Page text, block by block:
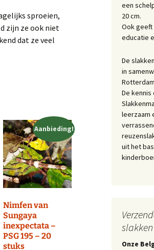
sproeien,
zijn ze ook niet
dat ze veel
Aanbieding!
Nimfen van
Sungaya
inexpectata –
PSG 195 – 20
stuks
een
20 cm.
Ook geeft
educatie
De
in
De kennis
leerzaam
uit het
slakken
Onze